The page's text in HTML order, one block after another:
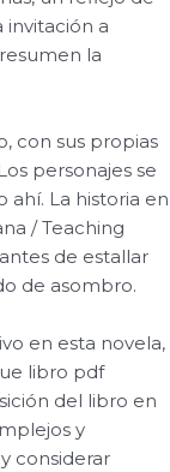
invitación a
la
con sus propias
personajes se
La historia en
/ Teaching
de estallar
de asombro.
en esta novela,
libro pdf
del libro en
y
considerar